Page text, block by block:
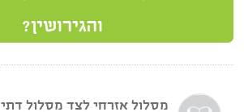
והגירושין?
מסלול אזרחי לצד מסלול דתי